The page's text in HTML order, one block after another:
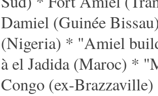
Damiel (Guinée
(Nigeria) * "Amiel
à el Jadida (Maroc) *
Congo (ex-